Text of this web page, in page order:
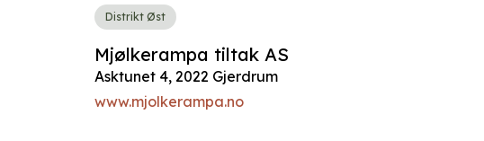
Distrikt Øst
Mjølkerampa tiltak AS
Asktunet 4, 2022 Gjerdrum
www.mjolkerampa.no